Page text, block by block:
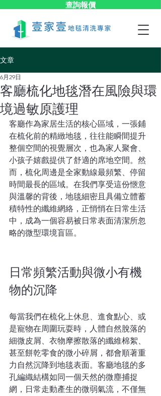
查詢報價
文章
客廳梳化地毯潛在風險與環
境過敏原護理
6月29日
客廳作為家居生活的核心區域，一張鋪
在梳化前的精緻地毯，往往能瞬間提升
整個空間的視覺層次，也為家人聚會、
小孩子嬉戲提供了舒適的席地空間。然
而，梳化周邊是全家動線最頻繁、停留
時間最長的區域。在我們享受這份愜意
與溫馨的背後，地毯細密且具備立體蓄
積特性的纖維網絡，正悄悄在日常生活
中，成為一個容易被日常表面清潔所忽
略的微型環境盲區。
日常頻繁活動與微小有機
物的沉降
每當我們在梳化上休息、進食點心、或
是寵物在周圍玩耍時，人體自然脫落的
細微皮屑、衣物摩擦散落的纖維棉絮、
甚至餅乾零食的微小碎屑，都會順著重
力自然沉降到地毯表面。客廳地毯的多
孔編織結構如同一個天然的微塵捕捉
網，日常走動產生的微弱氣流，不僅無